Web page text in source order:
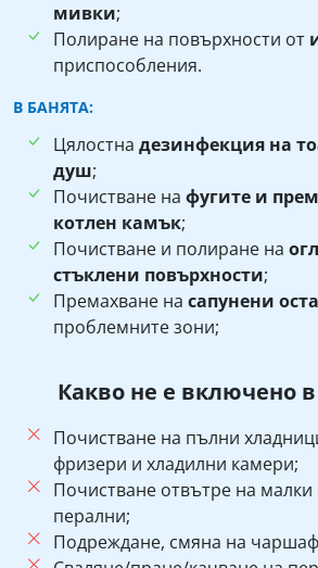
мивки;
Полиране на повърхности от
приспособления.
В БАНЯТА:
Цялостна дезинфекция на
душ;
Почистване на фугите и
котлен камък;
Почистване и полиране на
стъклени повърхности;
Премахване на сапунени
проблемните зони;
Какво не е включено в
Почистване на пълни
фризери и хладилни камери;
Почистване отвътре на малки
перални;
Подреждане, смяна на